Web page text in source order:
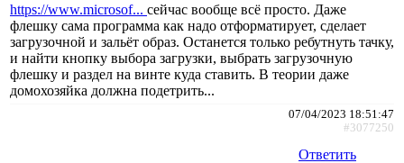
https://www.microsof... сейчас вообще всё просто. Даже
флешку сама программа как надо отформатирует, сделает
загрузочной и зальёт образ. Останется только ребутнуть тачку,
и найти кнопку выбора загрузки, выбрать загрузочную
флешку и раздел на винте куда ставить. В теории даже
домохозяйка должна подетрить...
07/04/2023 18:51:47
#3077250
Ответить